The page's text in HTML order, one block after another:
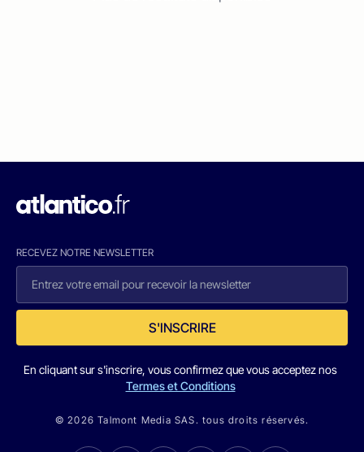
RECEVEZ NOTRE NEWSLETTER
S'INSCRIRE
En cliquant sur s'inscrire, vous confirmez que vous acceptez nos
Termes et Conditions
© 2026 Talmont Media SAS. tous droits réservés.